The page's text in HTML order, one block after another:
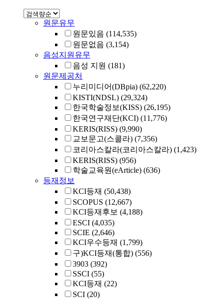
원문유무
원문있음 (114,535)
원문없음 (3,154)
음성지원유무
음성 지원 (181)
원문제공처
누리미디어(DBpia) (62,220)
KISTI(NDSL) (29,324)
한국학술정보(KISS) (26,195)
한국연구재단(KCI) (11,776)
KERIS(RISS) (9,990)
교보문고(스콜라) (7,356)
코리아스칼라(코리아스칼라) (1,423)
KERIS(RISS) (956)
학술교육원(eArticle) (636)
등재정보
KCI등재 (50,438)
SCOPUS (12,667)
KCI등재후보 (4,188)
ESCI (4,035)
SCIE (2,646)
KCI우수등재 (1,799)
구)KCI등재(통합) (556)
3903 (392)
SSCI (55)
KCI등재 (22)
SCI (20)